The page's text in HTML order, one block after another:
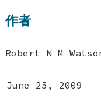
作者
Robert N M
June 25, 2009